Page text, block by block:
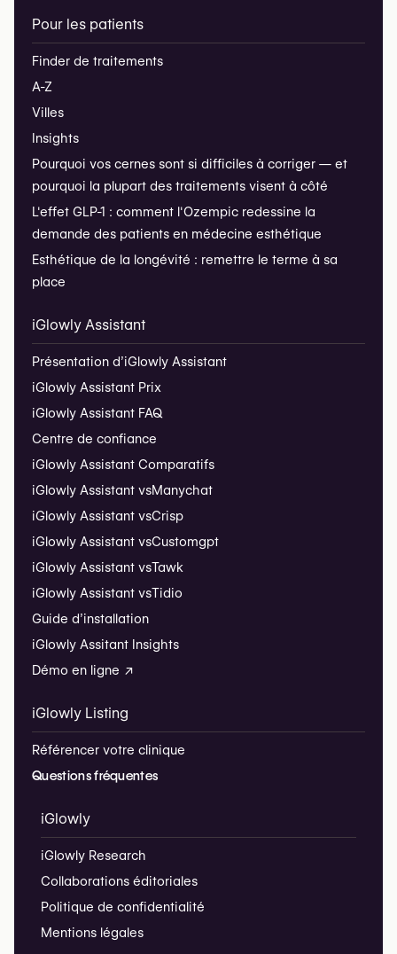
Pour les patients
Finder de traitements
A-Z
Villes
Insights
Pourquoi vos cernes sont si difficiles à corriger — et
pourquoi la plupart des traitements visent à côté
L'effet GLP-1 : comment l'Ozempic redessine la
demande des patients en médecine esthétique
Esthétique de la longévité : remettre le terme à sa
place
iGlowly Assistant
Présentation d’iGlowly Assistant
iGlowly Assistant Prix
iGlowly Assistant FAQ
Centre de confiance
iGlowly Assistant Comparatifs
iGlowly Assistant vsManychat
iGlowly Assistant vsCrisp
iGlowly Assistant vsCustomgpt
iGlowly Assistant vsTawk
iGlowly Assistant vsTidio
Guide d’installation
iGlowly Assitant Insights
Démo en ligne ↗
iGlowly Listing
Référencer votre clinique
Questions fréquentes
iGlowly
iGlowly Research
Collaborations éditoriales
Politique de confidentialité
Mentions légales